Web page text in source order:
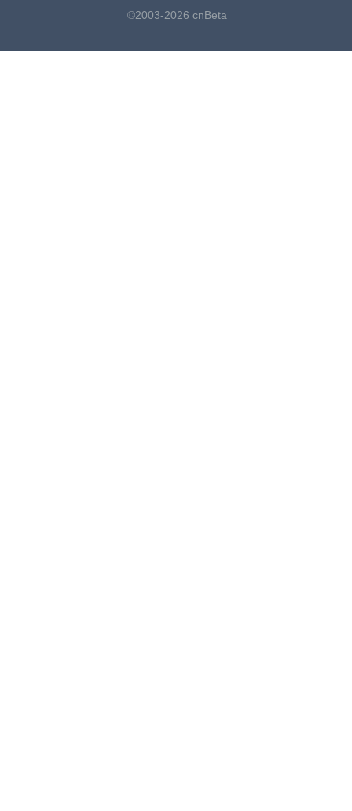
©2003-2026 cnBeta